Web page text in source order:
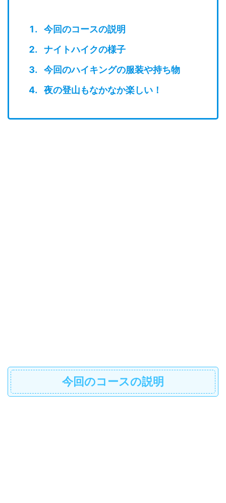
今回のコースの説明
ナイトハイクの様子
今回のハイキングの服装や持ち物
夜の登山もなかなか楽しい！
今回のコースの説明